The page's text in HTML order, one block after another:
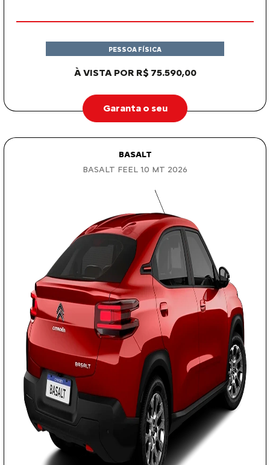
À VISTA POR R$ 75.590,00
PESSOA FÍSICA
Garanta o seu
BASALT
BASALT FEEL 1.0 MT 2026